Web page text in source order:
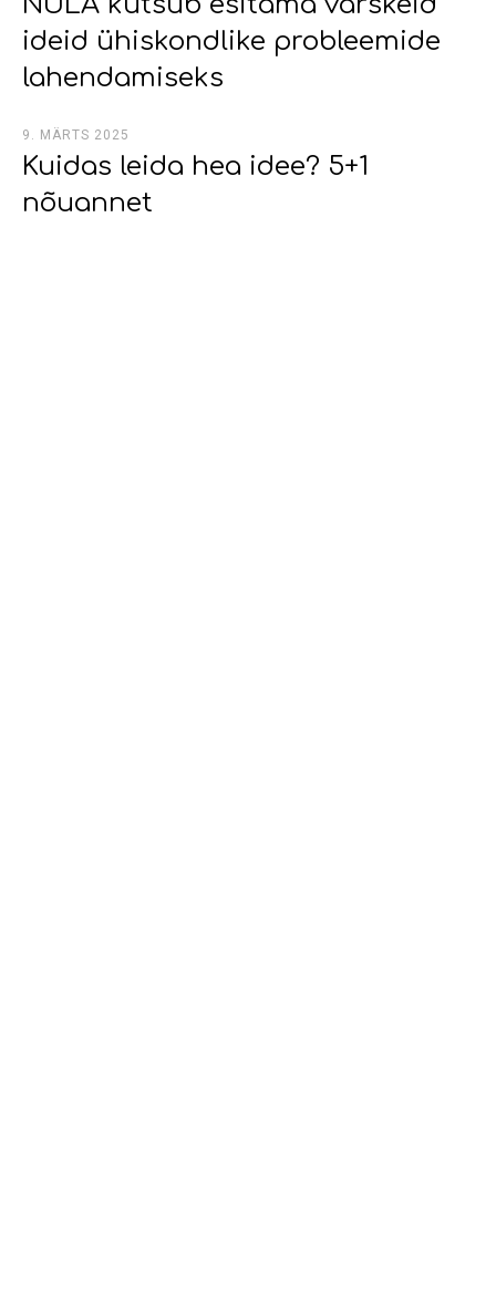
ideid ühiskondlike probleemide
lahendamiseks
9. MÄRTS 2025
Kuidas leida hea idee? 5+1
nõuannet